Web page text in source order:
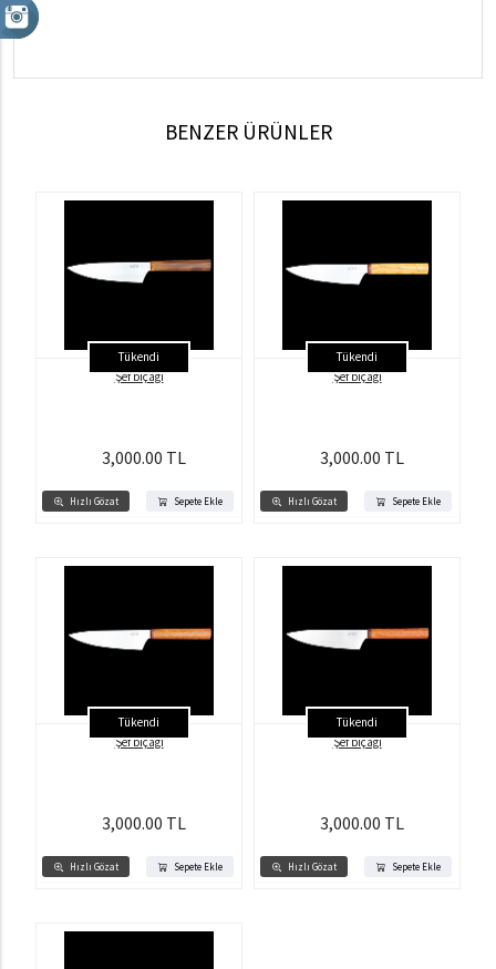
BENZER ÜRÜNLER
Tükendi
Hızlı Gözat Sepete Ekle
Şef bıçağı
3,000.00 TL
Tükendi
Hızlı Gözat Sepete Ekle
Şef bıçağı
3,000.00 TL
Tükendi
Hızlı Gözat Sepete Ekle
Şef bıçağı
3,000.00 TL
Tükendi
Hızlı Gözat Sepete Ekle
Şef bıçağı
3,000.00 TL